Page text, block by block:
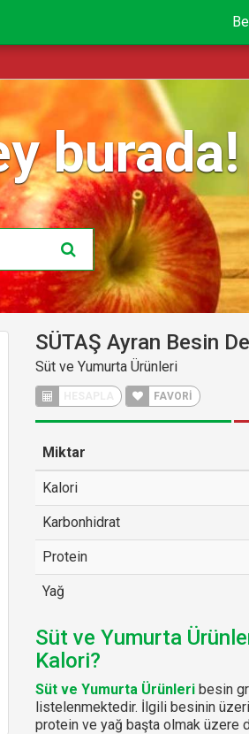
burada!
SÜTAŞ Ayran Besin
Süt ve Yumurta Ürünleri
FAVORİ
Miktar
Kalori
Karbonhidrat
Protein
Yağ
Süt ve Yumurta
Kalori?
Süt ve Yumurta Ürünleribesin
listelenmektedir. İlgili besinin
protein ve yağ başta olmak üzere